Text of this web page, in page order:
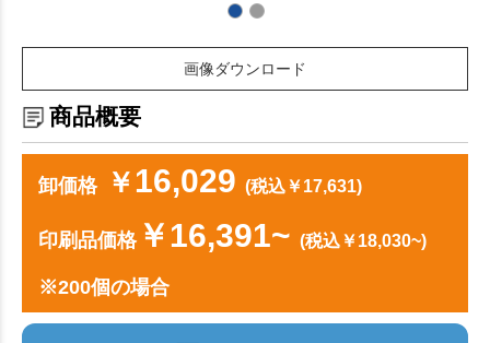
画像ダウンロード
商品概要
卸価格 ￥16,029 (税込￥17,631)
印刷品価格￥16,391~ (税込￥18,030~)
※200個の場合